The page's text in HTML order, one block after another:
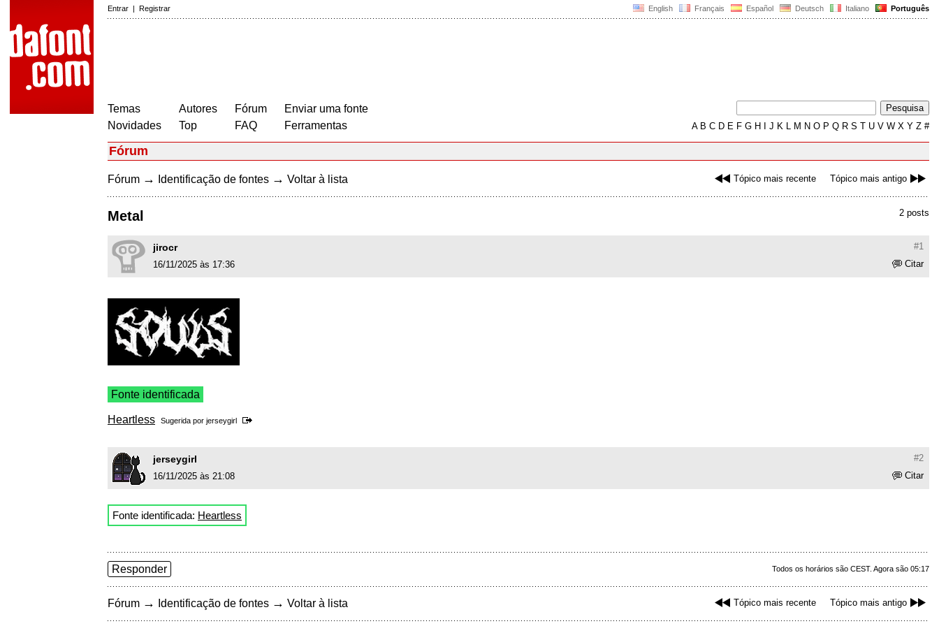
English Français Español Deutsch Italiano Português
Entrar | Registrar
Temas
Novidades
Autores
Top
Fórum
FAQ
Enviar uma fonte
Ferramentas
AB C D E F G H J K L M N O P Q R S T U V W X Y Z #
Fórum
Tópico mais recente Tópico mais antigo
Fórum → Identificação de fontes → Voltar à lista
2 posts
Metal
#1
jirocr
Citar
16/11/2025 às 17:36
Fonte identificada
Heartless Sugerida por jerseygirl
#2
jerseygirl
Citar
16/11/2025 às 21:08
Fonte identificada: Heartless
Todos os horários são CEST. Agora são 05:17
Responder
Tópico mais recente Tópico mais antigo
Fórum → Identificação de fontes → Voltar à lista